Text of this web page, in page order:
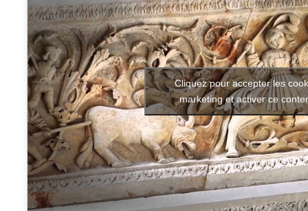
Cliquez pour accepter les
marketing et activer ce